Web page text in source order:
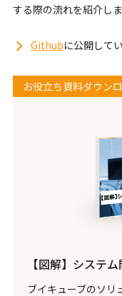
する際の流れを紹介しま
Githubに公開して
お役立ち資料ダウン
【図解】システ
ブイキューブのソリ